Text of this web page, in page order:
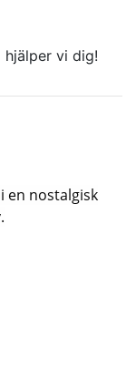
hjälper vi dig!
en nostalgisk